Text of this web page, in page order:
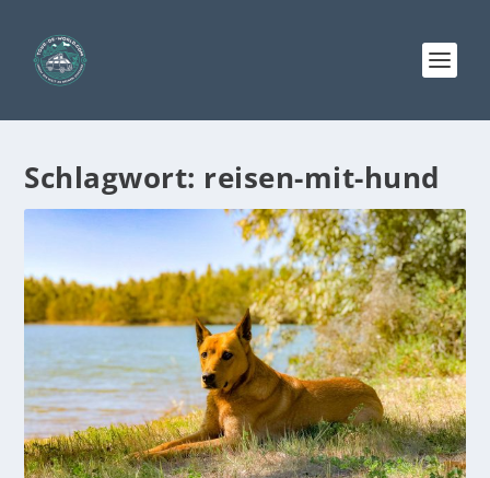
Schlagwort: reisen-mit-hund